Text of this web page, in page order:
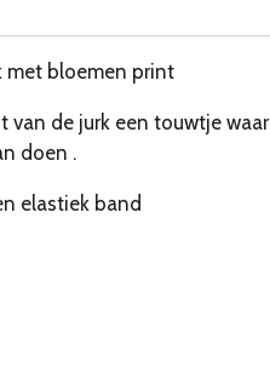
met bloemen print
van de jurk een touwtje waar
doen .
elastiek band